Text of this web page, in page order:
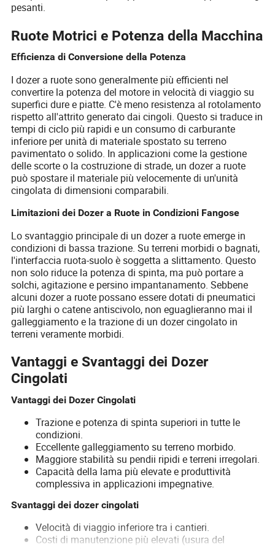
pesanti.
Ruote Motrici e Potenza della Macchina
Efficienza di Conversione della Potenza
I dozer a ruote sono generalmente più efficienti nel
convertire la potenza del motore in velocità di viaggio su
superfici dure e piatte. C'è meno resistenza al rotolamento
rispetto all'attrito generato dai cingoli. Questo si traduce in
tempi di ciclo più rapidi e un consumo di carburante
inferiore per unità di materiale spostato su terreno
pavimentato o solido. In applicazioni come la gestione
delle scorte o la costruzione di strade, un dozer a ruote
può spostare il materiale più velocemente di un'unità
cingolata di dimensioni comparabili.
Limitazioni dei Dozer a Ruote in Condizioni Fangose
Lo svantaggio principale di un dozer a ruote emerge in
condizioni di bassa trazione. Su terreni morbidi o bagnati,
l'interfaccia ruota-suolo è soggetta a slittamento. Questo
non solo riduce la potenza di spinta, ma può portare a
solchi, agitazione e persino impantanamento. Sebbene
alcuni dozer a ruote possano essere dotati di pneumatici
più larghi o catene antiscivolo, non eguaglieranno mai il
galleggiamento e la trazione di un dozer cingolato in
terreni veramente morbidi.
Vantaggi e Svantaggi dei Dozer
Cingolati
Vantaggi dei Dozer Cingolati
Trazione e potenza di spinta superiori in tutte le
condizioni.
Eccellente galleggiamento su terreno morbido.
Maggiore stabilità su pendii ripidi e terreni irregolari.
Capacità della lama più elevate e produttività
complessiva in applicazioni impegnative.
Svantaggi dei dozer cingolati
Velocità di viaggio inferiore tra i cantieri.
Costi di manutenzione più elevati (usura del